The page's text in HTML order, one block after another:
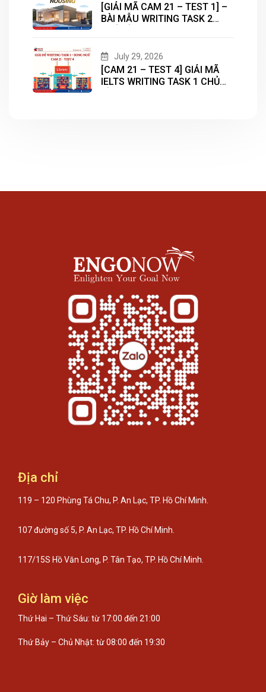
[GIẢI MÃ CAM 21 – TEST 1] –
BÀI MẪU WRITING TASK 2
July 29, 2026
[CAM 21 – TEST 4] GIẢI MÃ
IELTS WRITING TASK 1 CHỦ
Địa chỉ
119 – 120 Phùng Tá Chu, P. An Lạc, TP. Hồ Chí Minh.
107 đường số 5, P. An Lạc, TP. Hồ Chí Minh.
117/15S Hồ Văn Long, P. Tân Tạo, TP. Hồ Chí Minh.
Giờ làm việc
Thứ Hai – Thứ Sáu: từ 17:00 đến 21:00
Thứ Bảy – Chủ Nhật: từ 08:00 đến 19:30